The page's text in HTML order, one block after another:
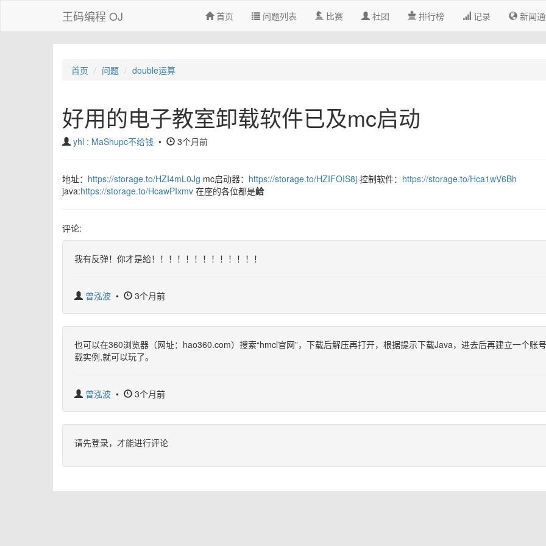
王码编程 OJ 首页 问题列表 比赛 社团 排行榜 记录 新闻
首页 问题 double运算
好用的电子教室卸载软件已及mc启动
yhl : MaShupc不给钱 • 3个月前
地址： https://storage.to/HZI4mL0Jg mc启动器： https://storage.to/HZIFOIS8j 控制软件： https://storage.to/Hca1wV6Bh
java:https://storage.to/HcawPIxmv 在座的各位都是給
评论:
我有反弹！你才是給！！！！！！！！！！！！！
曾泓波 • 3个月前
也可以在360浏览器（网址：hao360.com）搜索“hmcl官网”，下载后解压再打开，根据提示下载Java，进去后再建立一个账
载实例,就可以玩了。
曾泓波 • 3个月前
请先登录，才能进行评论